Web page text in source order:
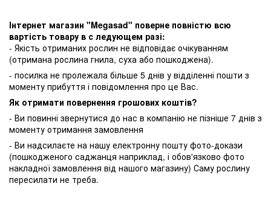
Інтернет магазин "Megasad" поверне повністю всю
вартість товару в с ледующем разі:
- Якість отриманих рослин не відповідає очікуванням
(отримана рослина гнила, суха або пошкоджена).
- посилка не пролежала більше 5 днів у відділенні пошти з
моменту прибуття і повідомлення про це Вас.
Як отримати повернення грошових коштів?
- Ви повинні звернутися до нас в компанію не пізніше 7 днів з
моменту отримання замовлення
- Ви надсилаєте на нашу електронну пошту фото-докази
(пошкодженого саджанця наприклад, і обов'язково фото
накладної замовлення від нашого магазину) Саму рослину
пересилати не треба.